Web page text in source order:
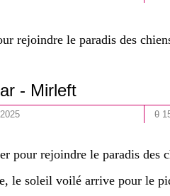
rejoindre le paradis des
- Mirleft
2025 θ
pour rejoindre le paradis des
le soleil voilé arrive pour le